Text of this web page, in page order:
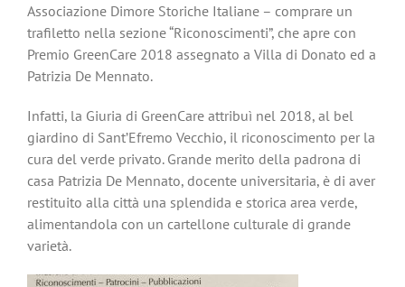
Associazione Dimore Storiche Italiane – comprare un
trafiletto nella sezione “Riconoscimenti”, che apre con
Premio GreenCare 2018 assegnato a Villa di Donato ed a
Patrizia De Mennato.
Infatti, la Giuria di GreenCare attribuì nel 2018, al bel
giardino di Sant’Efremo Vecchio, il riconoscimento per la
cura del verde privato. Grande merito della padrona di
casa Patrizia De Mennato, docente universitaria, è di aver
restituito alla città una splendida e storica area verde,
alimentandola con un cartellone culturale di grande
varietà.